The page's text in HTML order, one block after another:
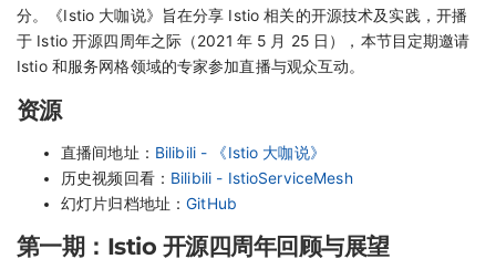
分。《Istio 大咖说》旨在分享 Istio 相关的开源技术及实践，开播
于 Istio 开源四周年之际（2021 年 5 月 25 日），本节目定期邀请
Istio 和服务网格领域的专家参加直播与观众互动。
资源
直播间地址： Bilibili - 《Istio 大咖说》
历史视频回看： Bilibili - IstioServiceMesh
幻灯片归档地址：GitHub
第一期：Istio 开源四周年回顾与展望